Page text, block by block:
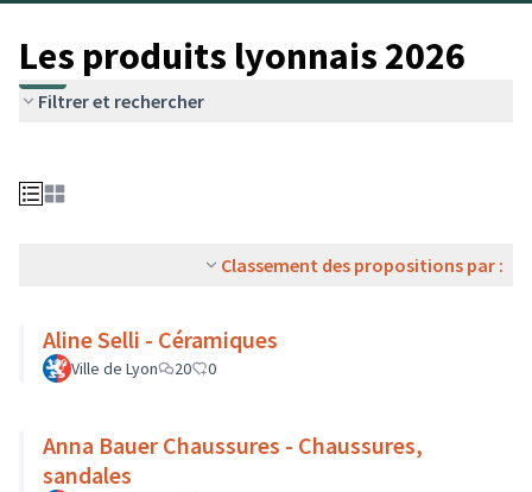
Les produits lyonnais 2026
Filtrer et rechercher
Classement des propositions par :
Aline Selli - Céramiques
Ville de Lyon 20 0
Anna Bauer Chaussures - Chaussures,
sandales